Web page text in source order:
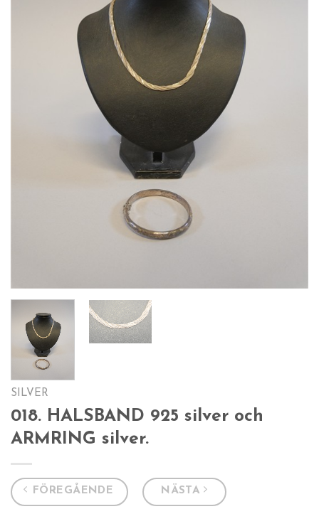
SILVER
018. HALSBAND 925 silver och
ARMRING silver.
FÖREGÅENDE NÄSTA